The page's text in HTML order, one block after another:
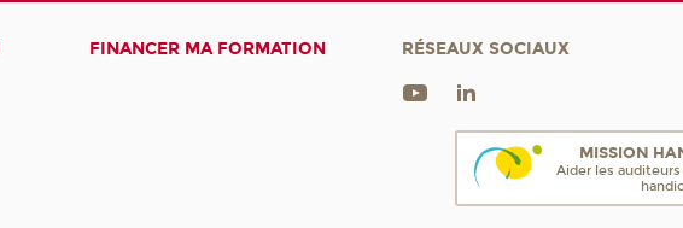
FINANCER MA FORMATION RÉSEAUX SOCIAUX
MISSION
Aider les